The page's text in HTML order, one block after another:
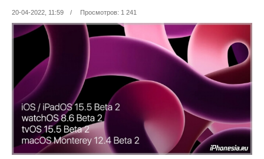
20-04-2022, 11:59 / Просмотров: 1 241